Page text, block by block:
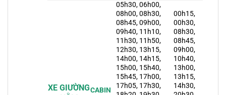
XE GIƯỜNGCABIN
05h30, 06h00,
08h00, 08h30,
08h45, 09h00,
09h40, 11h10,
11h30, 11h50,
12h30, 13h15,
14h00, 14h15,
15h00, 15h40,
15h45, 17h00,
17h05, 17h30,
00h15,
00h30,
08h30,
08h45,
09h00,
10h40,
13h00,
13h15,
14h30,